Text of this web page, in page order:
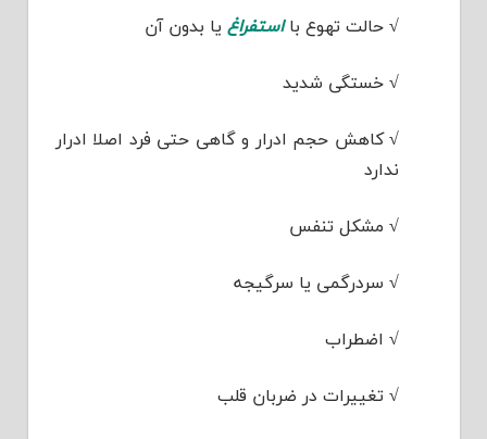
√ حالت تهوع بااستفراغ یا بدون آن
√ خستگی شدید
√کاهش حجم ادرار و گاهی حتی فرد اصلا ادرار
ندارد
√ مشکل تنفس
√ سردرگمی یا سرگیجه
√ اضطراب
√ تغییرات در ضربان قلب